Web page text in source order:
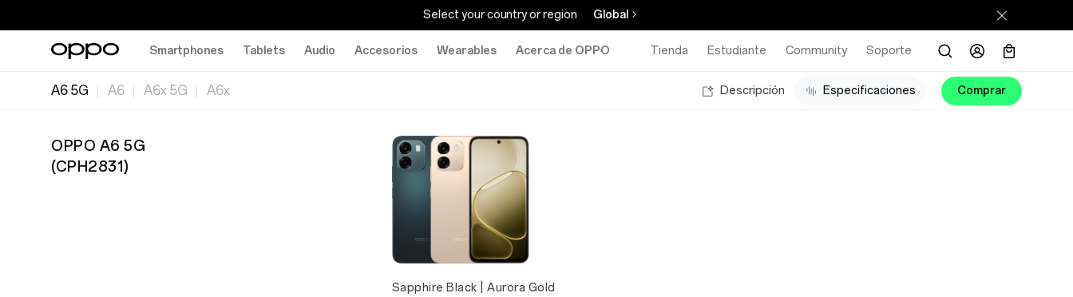
Select your country or region Global
Smartphones Tablets Audio Accesorios Wearables Acerca de OPPO Tienda Estudiante Community Soporte
A6 5G A6 A6x 5G A6x Descripción Especificaciones Comprar
OPPO A6 5G
(CPH2831)
Sapphire Black | Aurora Gold